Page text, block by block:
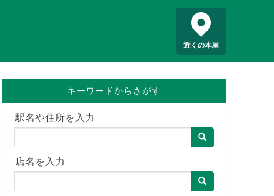
近くの本屋
キーワードからさがす
駅名や住所を入力
店名を入力